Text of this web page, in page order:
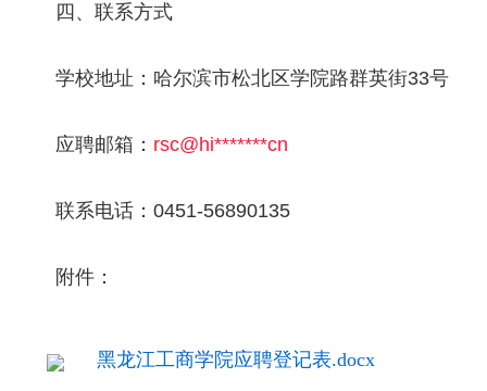
四、联系方式
学校地址：哈尔滨市松北区学院路群英街33号
应聘邮箱： rsc@hi*******cn
联系电话：0451-56890135
附件：
黑龙江工商学院应聘登记表.docx